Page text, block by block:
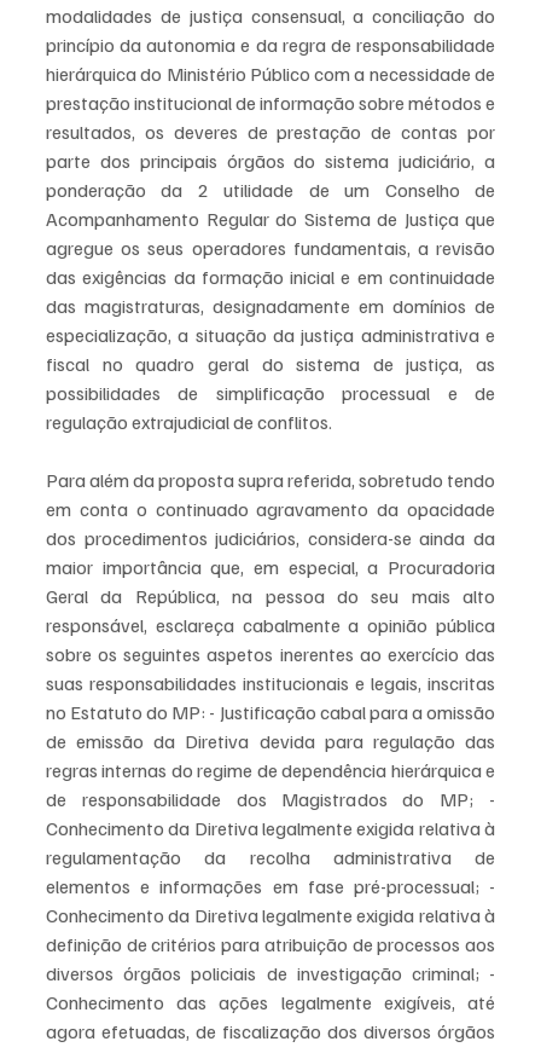
modalidades de justiça consensual, a conciliação do
princípio da autonomia e da regra de responsabilidade
hierárquica do Ministério Público com a necessidade de
prestação institucional de informação sobre métodos e
resultados, os deveres de prestação de contas por
parte dos principais órgãos do sistema judiciário, a
ponderação da 2 utilidade de um Conselho de
Acompanhamento Regular do Sistema de Justiça que
agregue os seus operadores fundamentais, a revisão
das exigências da formação inicial e em continuidade
das magistraturas, designadamente em domínios de
especialização, a situação da justiça administrativa e
fiscal no quadro geral do sistema de justiça, as
possibilidades de simplificação processual e de
regulação extrajudicial de conflitos.
Para além da proposta supra referida, sobretudo tendo
em conta o continuado agravamento da opacidade
dos procedimentos judiciários, considera-se ainda da
maior importância que, em especial, a Procuradoria
Geral da República, na pessoa do seu mais alto
responsável, esclareça cabalmente a opinião pública
sobre os seguintes aspetos inerentes ao exercício das
suas responsabilidades institucionais e legais, inscritas
no Estatuto do MP: - Justificação cabal para a omissão
de emissão da Diretiva devida para regulação das
regras internas do regime de dependência hierárquica e
de responsabilidade dos Magistrados do MP; -
Conhecimento da Diretiva legalmente exigida relativa à
regulamentação da recolha administrativa de
elementos e informações em fase pré-processual; -
Conhecimento da Diretiva legalmente exigida relativa à
definição de critérios para atribuição de processos aos
diversos órgãos policiais de investigação criminal; -
Conhecimento das ações legalmente exigíveis, até
agora efetuadas, de fiscalização dos diversos órgãos